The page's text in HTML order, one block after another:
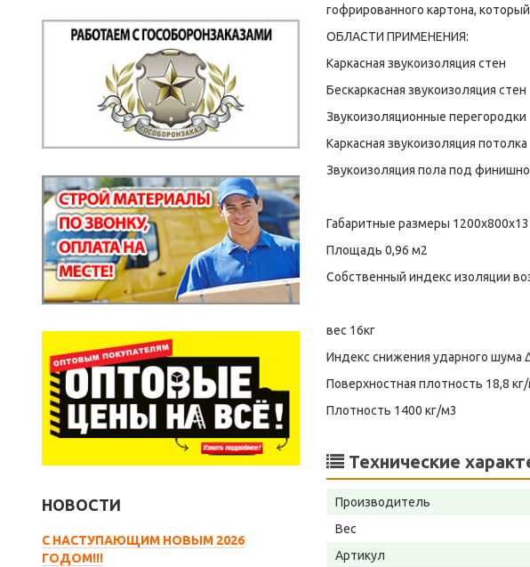
НОВОСТИ
С НАСТУПАЮЩИМ НОВЫМ 2026
ГОДОМ!!!
гофрированного картона,
ОБЛАСТИ ПРИМЕНЕНИЯ:
Каркасная звукоизоляция стен
Бескаркасная звукоизоляция стен
Звукоизоляционные перегородки
Каркасная звукоизоляция потолка
Звукоизоляция пола под
Габаритные размеры
Площадь 0,96 м2
Собственный индекс изоляции
вес 16кг
Индекс снижения ударного шума
Поверхностная плотность 18,8
Плотность 1400 кг/м3
Технические
Производитель
Вес
Артикул